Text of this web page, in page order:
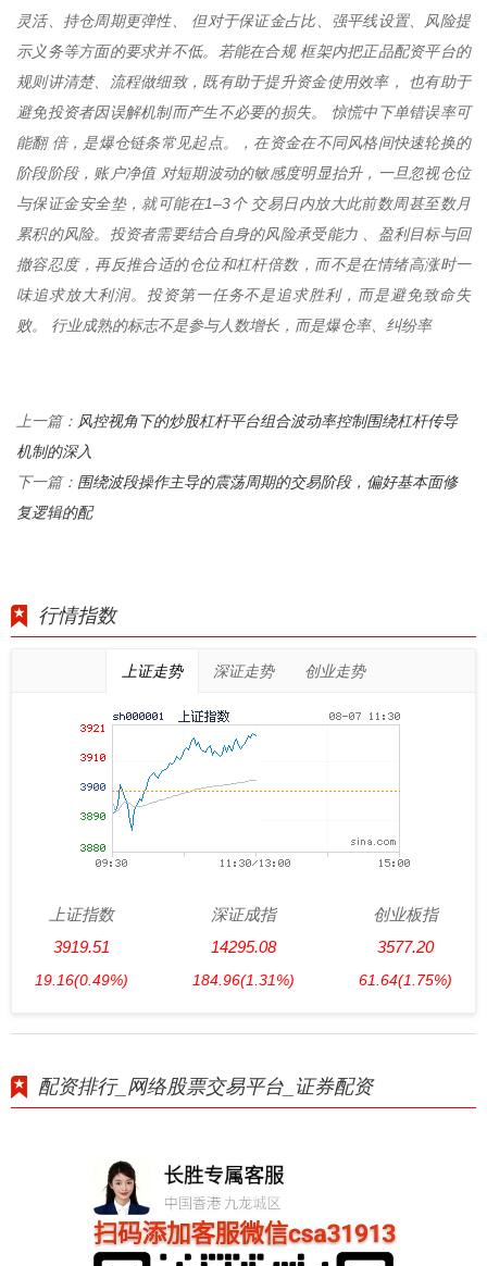
灵活、持仓周期更弹性、 但对于保证金占比、强平线设置、风险提
示义务等方面的要求并不低。若能在合规 框架内把正品配资平台的
规则讲清楚、流程做细致，既有助于提升资金使用效率， 也有助于
避免投资者因误解机制而产生不必要的损失。 惊慌中下单错误率可
能翻 倍，是爆仓链条常见起点。，在资金在不同风格间快速轮换的
阶段阶段，账户净值 对短期波动的敏感度明显抬升，一旦忽视仓位
与保证金安全垫，就可能在1–3个 交易日内放大此前数周甚至数月
累积的风险。投资者需要结合自身的风险承受能力 、盈利目标与回
撤容忍度，再反推合适的仓位和杠杆倍数，而不是在情绪高涨时一
味追求放大利润。投资第一任务不是追求胜利，而是避免致命失
败。 行业成熟的标志不是参与人数增长，而是爆仓率、纠纷率
上一篇： 风控视角下的炒股杠杆平台组合波动率控制围绕杠杆传导
机制的深入
下一篇： 围绕波段操作主导的震荡周期的交易阶段，偏好基本面修
复逻辑的配
行情指数
上证走势 深证走势 创业走势
上证指数
3919.51
19.16(0.49%)
深证成指
14295.08
184.96(1.31%)
创业板指
3577.20
61.64(1.75%)
配资排行_网络股票交易平台_证券配资